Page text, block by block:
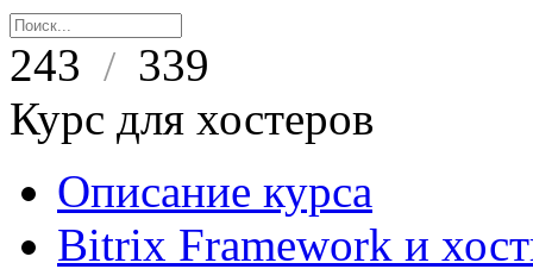
243 / 339
Курс для хостеров
Описание курса
Bitrix Framework и